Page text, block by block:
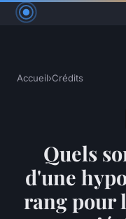
Accueil›Crédits
Quels
d'une
rang pour